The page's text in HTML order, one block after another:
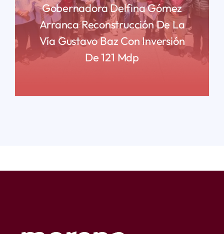
Gobernadora Delfina Gómez
Arranca Reconstrucción De La
Vía Gustavo Baz Con Inversión
De 121 Mdp